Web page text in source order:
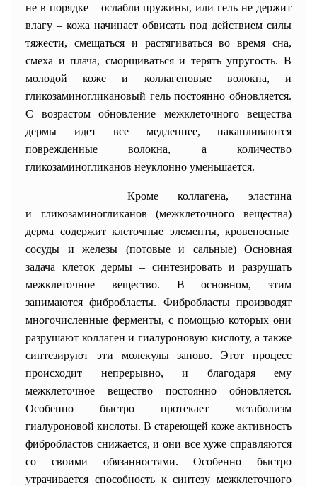
не в порядке –ослабли пружины, или гель не держит
влагу – кожа начинает обвисать под действием силы
тяжести, смещаться и растягиваться во время сна,
смеха и плача, сморщиваться и терять упругость. В
молодой коже и коллагеновые волокна, и
гликозаминогликановый гель постоянно обновляется.
С возрастом обновление межклеточного вещества
дермы идет все медленнее, накапливаются
поврежденные волокна, а количество
гликозаминогликанов неуклонно уменьшается.
Кроме коллагена, эластина
и гликозаминогликанов (межклеточного вещества)
дерма содержит клеточные элементы, кровеносные
сосуды и железы (потовые и сальные) Основная
задача клеток дермы – синтезировать и разрушать
межклеточное вещество. В основном, этим
занимаются фибробласты. Фибробласты производят
многочисленные ферменты, с помощью которых они
разрушают коллаген и гиалуроновую кислоту, а также
синтезируют эти молекулы заново. Этот процесс
происходит непрерывно, и благодаря ему
межклеточное вещество постоянно обновляется.
Особенно быстро протекает метаболизм
гиалуроновой кислоты. В стареющей коже активность
фибробластов снижается, и они все хуже справляются
со своими обязанностями. Особенно быстро
утрачивается способность к синтезу межклеточного